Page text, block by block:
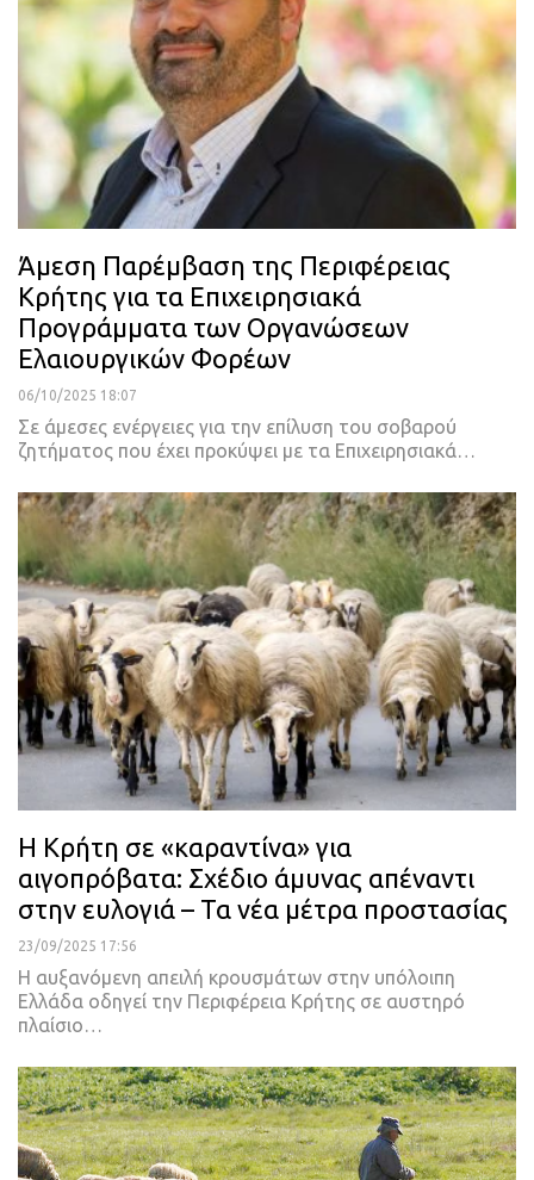
Άμεση Παρέμβαση της Περιφέρειας
Κρήτης για τα Επιχειρησιακά
Προγράμματα των Οργανώσεων
Ελαιουργικών Φορέων
06/10/2025 18:07
Σε άμεσες ενέργειες για την επίλυση του σοβαρού
ζητήματος που έχει προκύψει με τα Επιχειρησιακά…
Η Κρήτη σε «καραντίνα» για
αιγοπρόβατα: Σχέδιο άμυνας απέναντι
στην ευλογιά – Τα νέα μέτρα προστασίας
23/09/2025 17:56
Η αυξανόμενη απειλή κρουσμάτων στην υπόλοιπη
Ελλάδα οδηγεί την Περιφέρεια Κρήτης σε αυστηρό
πλαίσιο…